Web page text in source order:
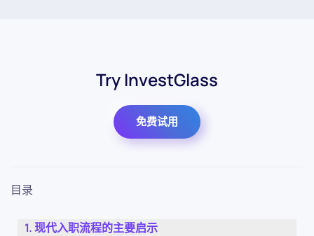
Try InvestGlass
免费试用
目录
现代入职流程的主要启示